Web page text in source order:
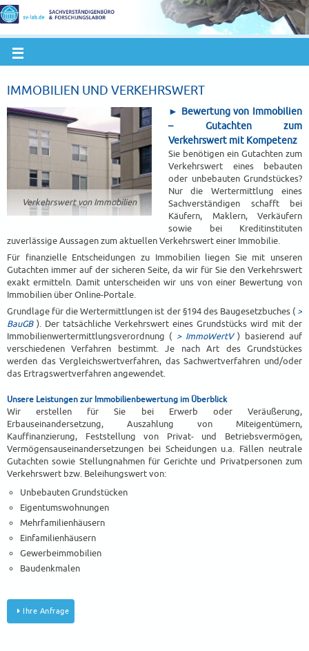
IMMOBILIEN UND VERKEHRSWERT
Verkehrswert von Immobilien
► Bewertung von Immobilien
– Gutachten zum
Verkehrswert mit Kompetenz
Sie benötigen ein Gutachten zum
Verkehrswert eines bebauten
oder unbebauten Grundstückes?
Nur die Wertermittlung eines
Sachverständigen schafft bei
Käufern, Maklern, Verkäufern
sowie bei Kreditinstituten
zuverlässige Aussagen zum aktuellen Verkehrswert einer Immobilie.
Für finanzielle Entscheidungen zu Immobilien liegen Sie mit unseren
Gutachten immer auf der sicheren Seite, da wir für Sie den Verkehrswert
exakt ermitteln. Damit unterscheiden wir uns von einer Bewertung von
Immobilien über Online-Portale.
Grundlage für die Wertermittlungen ist der §194 des Baugesetzbuches ( >
BauGB ). Der tatsächliche Verkehrswert eines Grundstücks wird mit der
Immobilienwertermittlungsverordnung ( > ImmoWertV ) basierend auf
verschiedenen Verfahren bestimmt. Je nach Art des Grundstückes
werden das Vergleichswertverfahren, das Sachwertverfahren und/oder
das Ertragswertverfahren angewendet.
Unsere Leistungen zur Immobilienbewertung im Überblick
Wir erstellen für Sie bei Erwerb oder Veräußerung,
Erbauseinandersetzung, Auszahlung von Miteigentümern,
Kauffinanzierung, Feststellung von Privat- und Betriebsvermögen,
Vermögensauseinandersetzungen bei Scheidungen u.a. Fällen neutrale
Gutachten sowie Stellungnahmen für Gerichte und Privatpersonen zum
Verkehrswert bzw. Beleihungswert von:
Unbebauten Grundstücken
Eigentumswohnungen
Mehrfamilienhäusern
Einfamilienhäusern
Gewerbeimmobilien
Baudenkmalen
Ihre Anfrage